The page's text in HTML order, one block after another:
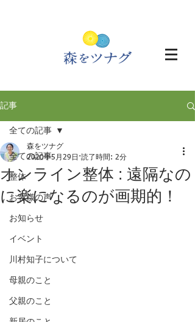
記事
全ての記事
整体
お客様の声
お知らせ
イベント
川村知子について
母親のこと
父親のこと
全ての記事
オンライン整体 : 遠隔なの
に楽になるのが画期的！
森をツナグ
2020年5月29日 読了時間: 2分